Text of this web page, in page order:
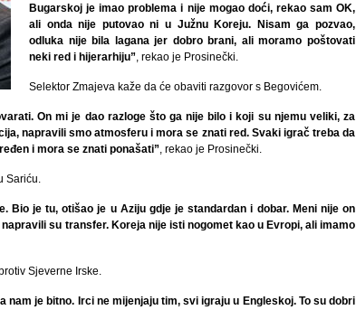
Bugarskoj je imao problema i nije mogao doći, rekao sam OK,
ali onda nije putovao ni u Južnu Koreju. Nisam ga pozvao,
odluka nije bila lagana jer dobro brani, ali moramo poštovati
neki red i hijerarhiju”, rekao je Prosinečki.
Selektor Zmajeva kaže da će obaviti razgovor s Begovićem.
On mi je dao razloge što ga nije bilo i koji su njemu veliki, za
napravili smo atmosferu i mora se znati red. Svaki igrač treba da
i mora se znati ponašati”, rekao je Prosinečki.
Sariću.
Bio je tu, otišao je u Aziju gdje je standardan i dobar. Meni nije on
su transfer. Koreja nije isti nogomet kao u Evropi, ali imamo
Sjeverne Irske.
je bitno. Irci ne mijenjaju tim, svi igraju u Engleskoj. To su dobri